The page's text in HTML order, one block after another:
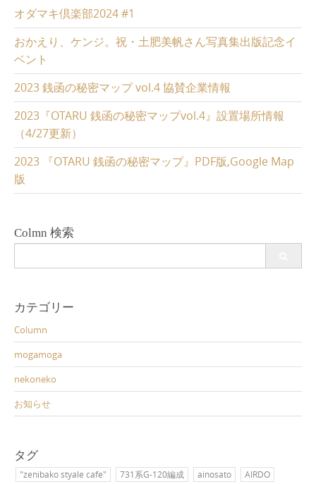
オダマキ倶楽部2024 #1
おかえり、ケンジ。祝・土肥美帆さん写真集出版記念イ
ベント
2023 銭函の秘密マップ vol.4 協賛企業情報
2023『OTARU 銭函の秘密マップvol.4』設置場所情報
（4/27更新）
2023 『OTARU 銭函の秘密マップ』PDF版,Google Map
版
Colmn 検索
カテゴリー
Column
mogamoga
nekoneko
お知らせ
タグ
"zenibako styale cafe" 731系G-120編成 ainosato
AIRDO